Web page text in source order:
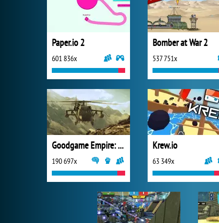
Paper.io 2
601 836x
Bomber at War 2
537 751x
Goodgame Empire: World War 3
190 697x
Krew.io
63 349x